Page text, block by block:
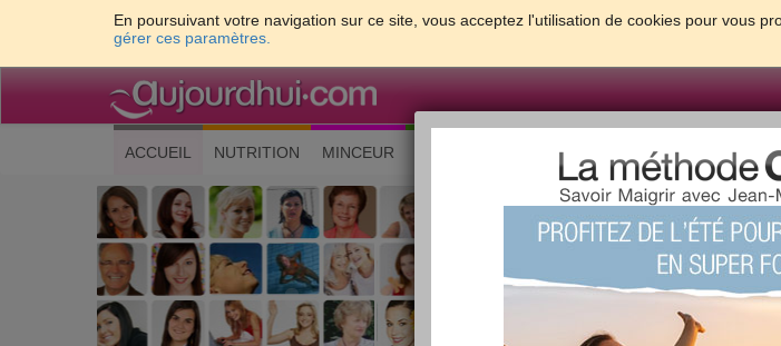
En poursuivant votre navigation sur ce site, vous acceptez l'utilisation de cookies pour vous
gérer ces paramètres.
ACCUEIL (current)
NUTRITION MINCEUR FORME & SANTE PSYCHO &